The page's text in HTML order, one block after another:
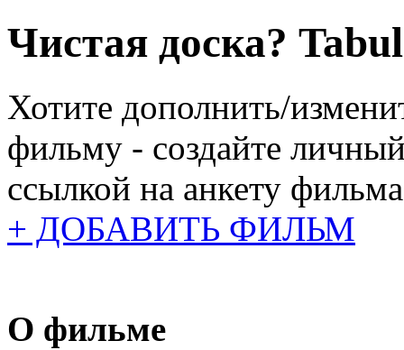
Чистая доска?
Хотите дополнить/
фильму - создайте
ссылкой на анкету
+ ДОБАВИТЬ ФИЛЬМ
О фильме